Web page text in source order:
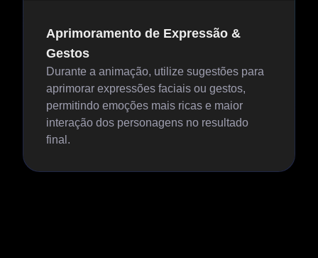
Aprimoramento de Expressão &
Gestos
Durante a animação, utilize sugestões para
aprimorar expressões faciais ou gestos,
permitindo emoções mais ricas e maior
interação dos personagens no resultado
final.